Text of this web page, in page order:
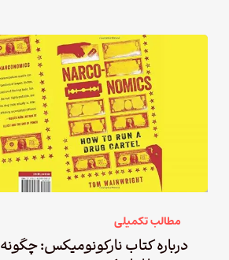
مطالب تکمیلی
درباره کتاب نارکونومیکس: